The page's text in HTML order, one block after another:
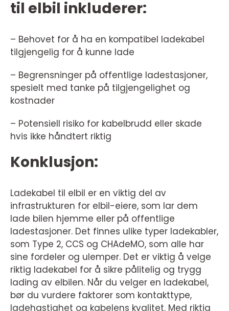
til elbil inkluderer:
– Behovet for å ha en kompatibel ladekabel
tilgjengelig for å kunne lade
– Begrensninger på offentlige ladestasjoner,
spesielt med tanke på tilgjengelighet og
kostnader
– Potensiell risiko for kabelbrudd eller skade
hvis ikke håndtert riktig
Konklusjon:
Ladekabel til elbil er en viktig del av
infrastrukturen for elbil-eiere, som lar dem
lade bilen hjemme eller på offentlige
ladestasjoner. Det finnes ulike typer ladekabler,
som Type 2, CCS og CHAdeMO, som alle har
sine fordeler og ulemper. Det er viktig å velge
riktig ladekabel for å sikre pålitelig og trygg
lading av elbilen. Når du velger en ladekabel,
bør du vurdere faktorer som kontakttype,
ladehastighet og kabelens kvalitet. Med riktig